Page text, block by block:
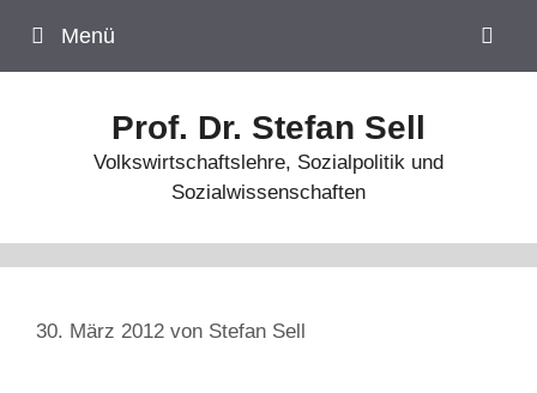
Inhalt
springen
Menü
Prof. Dr. Stefan Sell
Volkswirtschaftslehre, Sozialpolitik und
Sozialwissenschaften
30. März 2012 von Stefan Sell